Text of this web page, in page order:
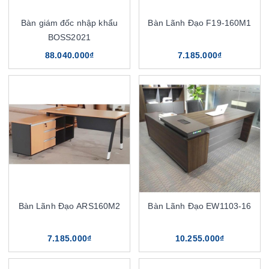
Bàn giám đốc nhập khẩu
BOSS2021
88.040.000₫
Bàn Lãnh Đạo F19-160M1
7.185.000₫
Bàn Lãnh Đạo ARS160M2
7.185.000₫
Bàn Lãnh Đạo EW1103-16
10.255.000₫